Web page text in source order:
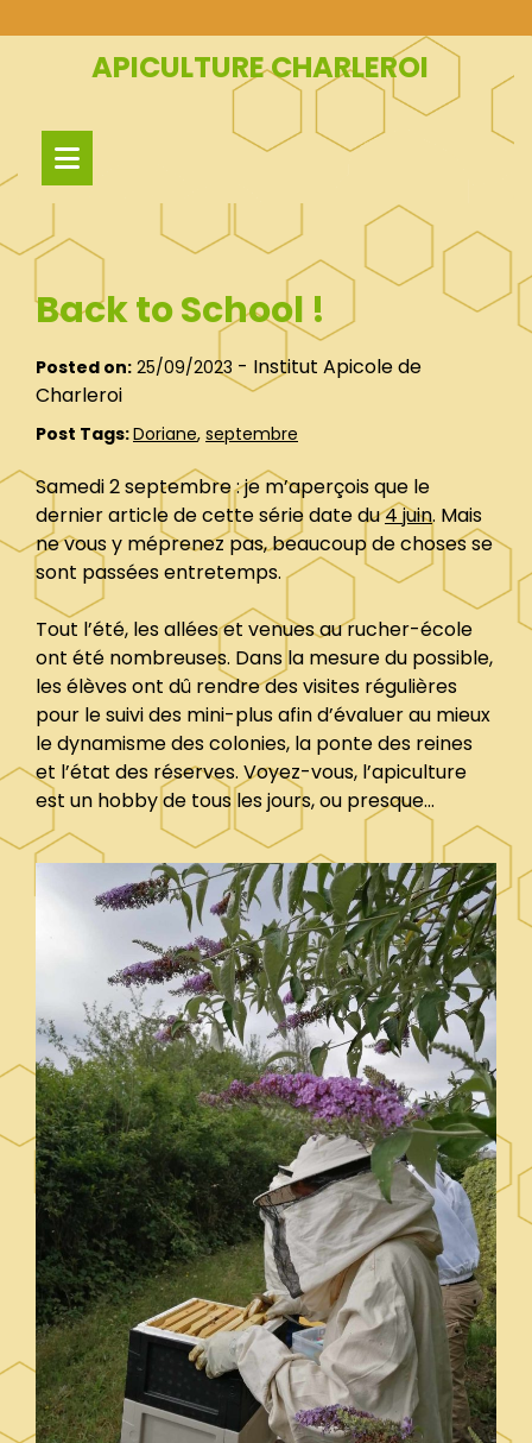
to
APICULTURE CHARLEROI
Back to School !
Posted on: 25/09/2023 - Institut Apicole de
Charleroi
Post Tags:Doriane, septembre
Samedi 2 septembre : je m’aperçois que le
dernier article de cette série date du4 juin. Mais
ne vous y méprenez pas, beaucoup de choses se
sont passées entretemps.
Tout l’été, les allées et venues au rucher-école
ont été nombreuses. Dans la mesure du possible,
les élèves ont dû rendre des visites régulières
pour le suivi des mini-plus afin d’évaluer au mieux
le dynamisme des colonies, la ponte des reines
et l’état des réserves. Voyez-vous, l’apiculture
est un hobby de tous les jours, ou presque…